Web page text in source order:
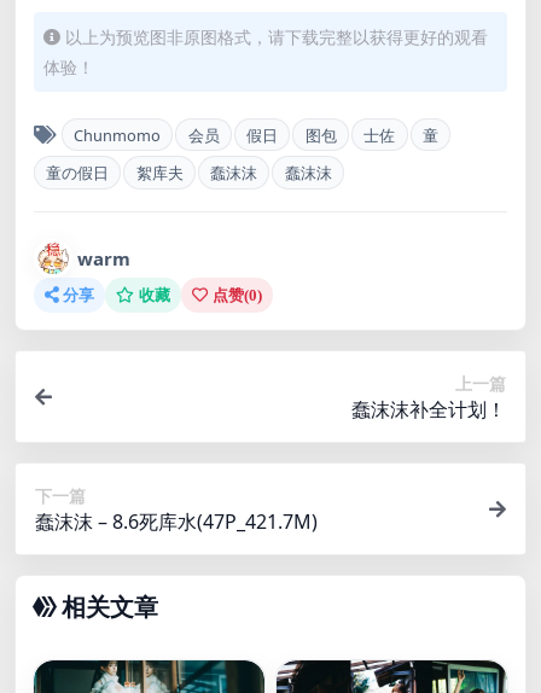
以上为预览图非原图格式，请下载完整以获得更好的观看
体验！
Chunmomo 会员 假日 图包 士佐
童
童の假日
絮库夫 蠢沫沫 蠢沫沫
warm
分享 收藏 点赞(0)
上一篇
蠢沫沫补全计划！
下一篇
蠢沫沫 – 8.6死库水(47P_421.7M)
相关文章